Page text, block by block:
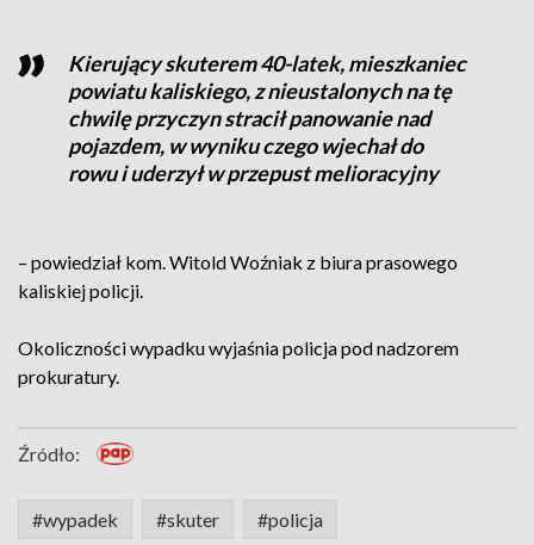
Kierujący skuterem 40-latek, mieszkaniec
powiatu kaliskiego, z nieustalonych na tę
chwilę przyczyn stracił panowanie nad
pojazdem, w wyniku czego wjechał do
rowu i uderzył w przepust melioracyjny
– powiedział kom. Witold Woźniak z biura prasowego
kaliskiej policji.
Okoliczności wypadku wyjaśnia policja pod nadzorem
prokuratury.
Źródło:
#wypadek #skuter #policja